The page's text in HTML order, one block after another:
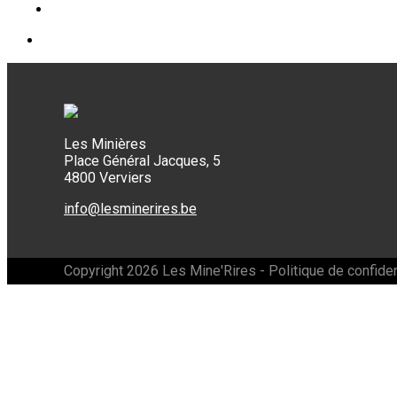
Les Minières
Place Général Jacques, 5
4800 Verviers
info@lesminerires.be
Copyright 2026 Les Mine'Rires - Politique de